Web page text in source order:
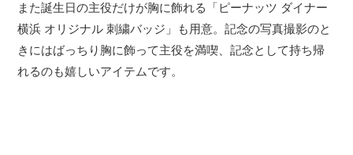
また誕生日の主役だけが胸に飾れる「ピーナッツ ダイナー
横浜 オリジナル 刺繍バッジ」も用意。記念の写真撮影のと
きにはばっちり胸に飾って主役を満喫、記念として持ち帰
れるのも嬉しいアイテムです。